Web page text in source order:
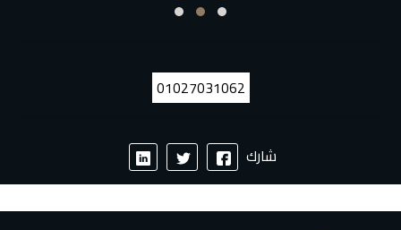
01027031062
شارك